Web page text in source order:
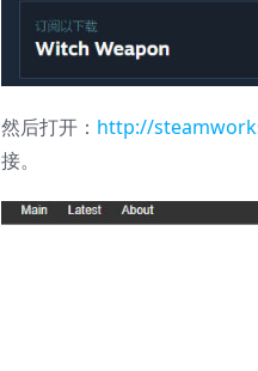
然后打开： http://
接。